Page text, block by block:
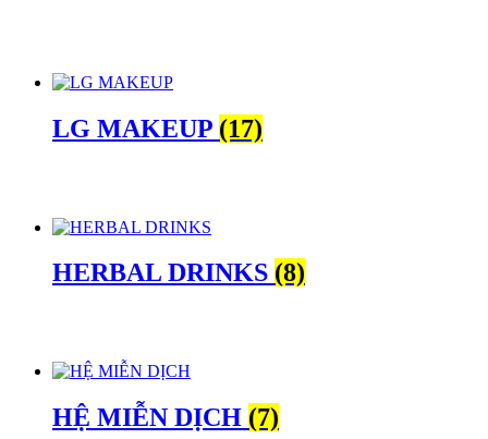
LG MAKEUP (17)
HERBAL DRINKS (8)
HỆ MIỄN DỊCH (7)